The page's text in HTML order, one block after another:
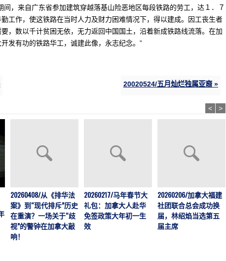
，来自广东省参加建筑穿越落基山险恶地区每段铁路的劳工，达１．７
工作，使这铁路在当时人力及财力困难情况下，得以建成。因工丧生者
，数以千计贫困无依，无力返回中国国土，沿着新成铁路线流落。在加
发有功的铁路华工，诚建此像，永志纪念。”
20020524/五月灿烂独属亚裔 »
20260408/从《排华法
案》到“现代排斥”历史
在重演？一场关于“歧
视”的警钟在加拿大敲
响！
20260217/马年春节大
礼包：加拿大人赴华
免签政策大年初一生
效
20260206/加拿大福建
社团联合总会成功换
届，林绍焰当选第五
届主席
< >